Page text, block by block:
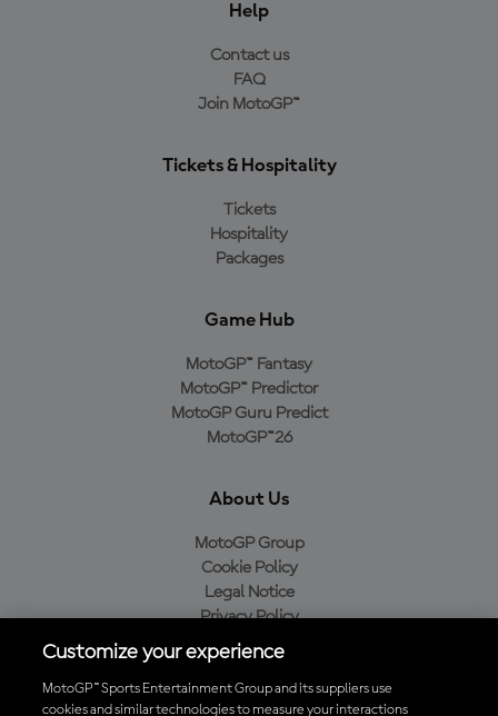
Help
Contact us
FAQ
Join MotoGP™
Tickets & Hospitality
Tickets
Hospitality
Packages
Game Hub
MotoGP™ Fantasy
MotoGP™ Predictor
MotoGP Guru Predict
MotoGP™26
About Us
MotoGP Group
Cookie Policy
Legal Notice
Privacy Policy
Purchase Policy
Customize your experience
MotoGP™ Sports Entertainment Group and its suppliers use
cookies and similar technologies to measure your interactions